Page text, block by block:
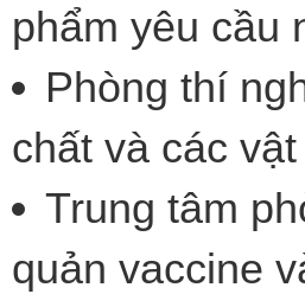
phẩm yêu cầu
Phòng thí
chất và các
Trung tâm
quản vaccine